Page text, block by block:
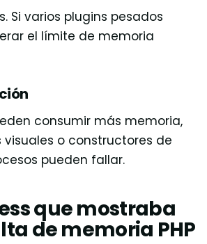
Si varios plugins pesados
el límite de memoria
consumir más memoria,
o constructores de
pueden fallar.
que mostraba
de memoria PHP